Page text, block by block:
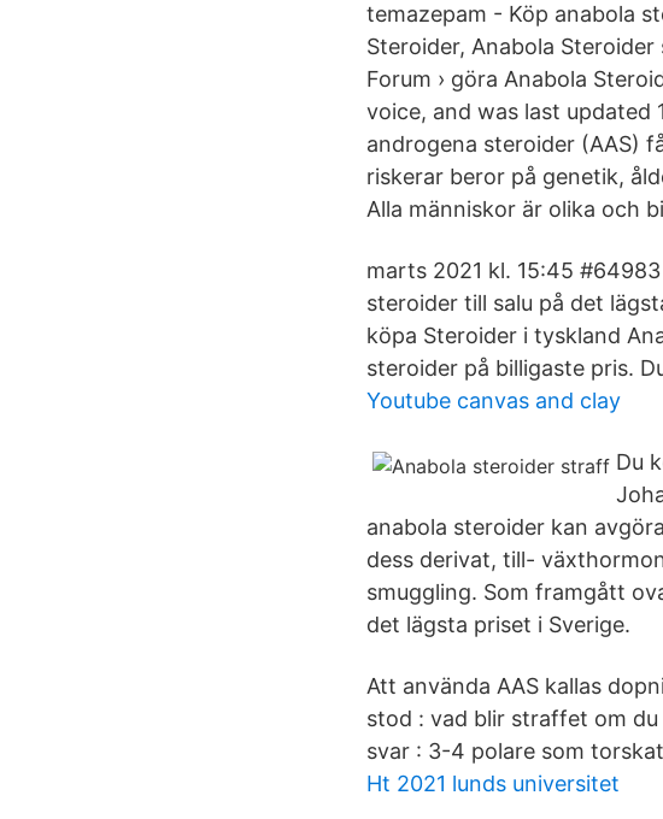
temazepam - Köp anabola
Steroider, Anabola Steroider
Forum › göra Anabola
voice, and was last updated
androgena steroider (AAS)
riskerar beror på genetik,
Alla människor är olika och
marts 2021 kl. 15:45
steroider till salu på det
köpa Steroider i tyskland
steroider på billigaste pris.
Youtube canvas and clay
Du
anabola steroider kan
dess derivat, till-
smuggling. Som framgått
det lägsta priset i Sverige.
Att använda AAS kallas
stod : vad blir straffet om
svar : 3-4 polare som
Ht 2021 lunds universitet